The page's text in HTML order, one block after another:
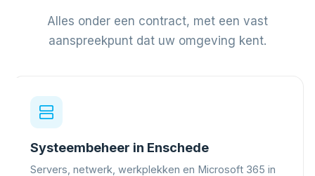
Alles onder een contract, met een vast
aanspreekpunt dat uw omgeving kent.
Systeembeheer in Enschede
Servers, netwerk, werkplekken en Microsoft 365 in